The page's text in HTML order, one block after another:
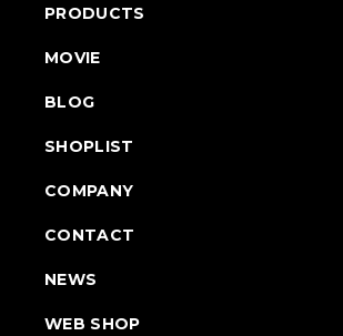
PRODUCTS
MOVIE
BLOG
SHOPLIST
COMPANY
CONTACT
NEWS
WEB SHOP